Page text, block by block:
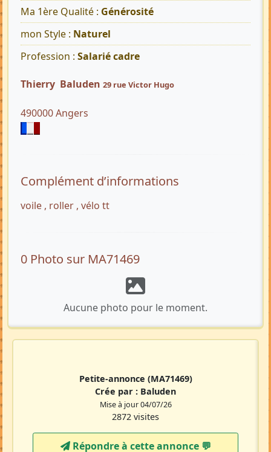
Ma 1ère Qualité : Générosité
mon Style : Naturel
Profession : Salarié cadre
Thierry Baluden 29 rue Victor Hugo
490000 Angers
Complément d’informations
voile , roller , vélo tt
0 Photo sur MA71469
Aucune photo pour le moment.
Petite-annonce (MA71469)
Crée par : Baluden
Mise à jour 04/07/26
2872 visites
Répondre à cette annonce 💬​